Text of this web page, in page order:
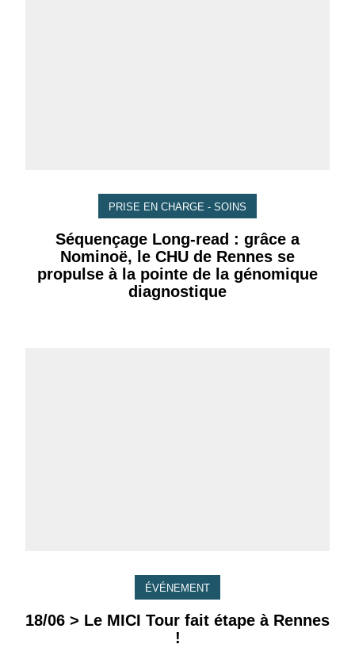
PRISE EN CHARGE - SOINS
Séquençage Long-read : grâce a
Nominoë, le CHU de Rennes se
propulse à la pointe de la génomique
diagnostique
ÉVÉNEMENT
18/06 > Le MICI Tour fait étape à Rennes
!